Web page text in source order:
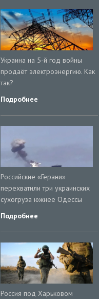
Украина на 5-й год войны
продаёт электроэнергию. Как
так?
Подробнее
Российские «Герани»
перехватили три украинских
сухогруза южнее Одессы
Подробнее
Россия под Харьковом